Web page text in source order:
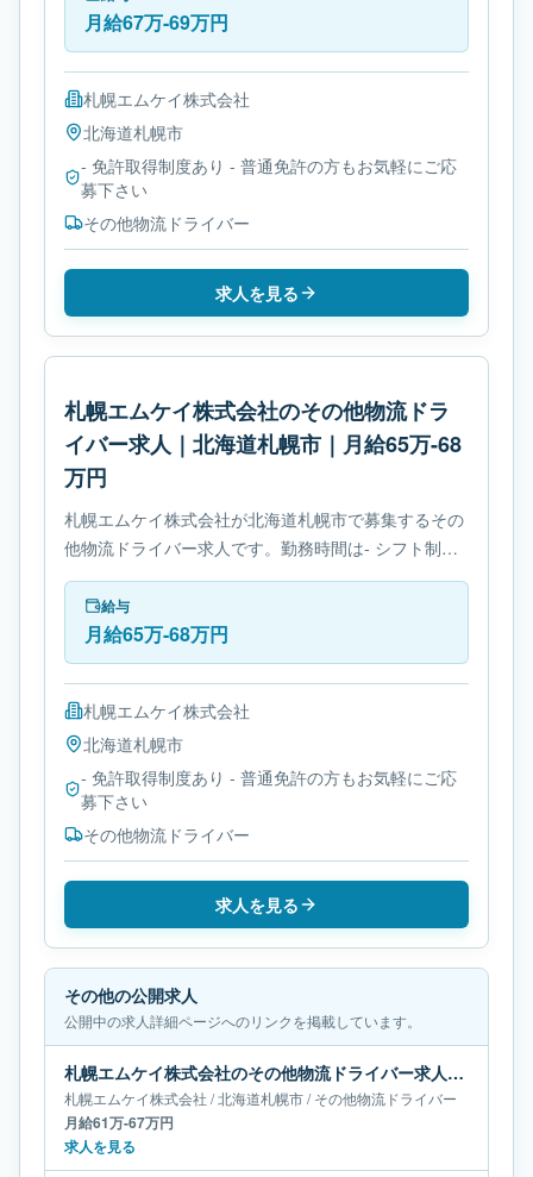
月給67万-69万円
札幌エムケイ株式会社
北海道札幌市
- 免許取得制度あり - 普通免許の方もお気軽にご応
募下さい
その他物流ドライバー
求人を見る
札幌エムケイ株式会社のその他物流ドラ
イバー求人｜北海道札幌市｜月給65万-68
万円
札幌エムケイ株式会社が北海道札幌市で募集するその
他物流ドライバー求人です。勤務時間は- シフト制で
す。必要免許は- 免許取得制度ありです。
給与
月給65万-68万円
札幌エムケイ株式会社
北海道札幌市
- 免許取得制度あり - 普通免許の方もお気軽にご応
募下さい
その他物流ドライバー
求人を見る
その他の公開求人
公開中の求人詳細ページへのリンクを掲載しています。
札幌エムケイ株式会社のその他物流ドライバー求人｜北海道札幌市｜月給61万-67万円
札幌エムケイ株式会社 /北海道札幌市/その他物流ドライバー
月給61万-67万円
求人を見る